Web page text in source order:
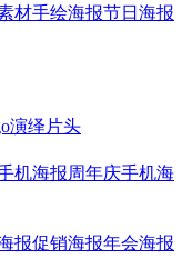
材手绘海报节日海报
演绎 片头
机海报周年庆手机海
报促销海报年会海报